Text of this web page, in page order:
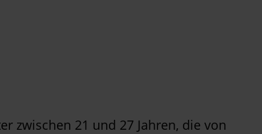
zwischen 21 und 27 Jahren, die von